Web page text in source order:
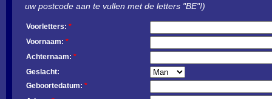
uw postcode aan te vullen met de letters "BE"!)
Voorletters: *
Voornaam: *
Achternaam: *
Geslacht:
Geboortedatum: *